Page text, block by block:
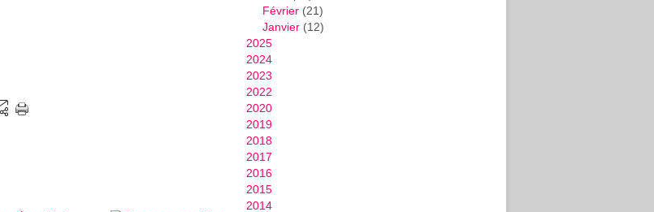
Février (21)
Janvier (12)
2025
2024
2023
2022
2020
2019
2018
2017
2016
2015
2014